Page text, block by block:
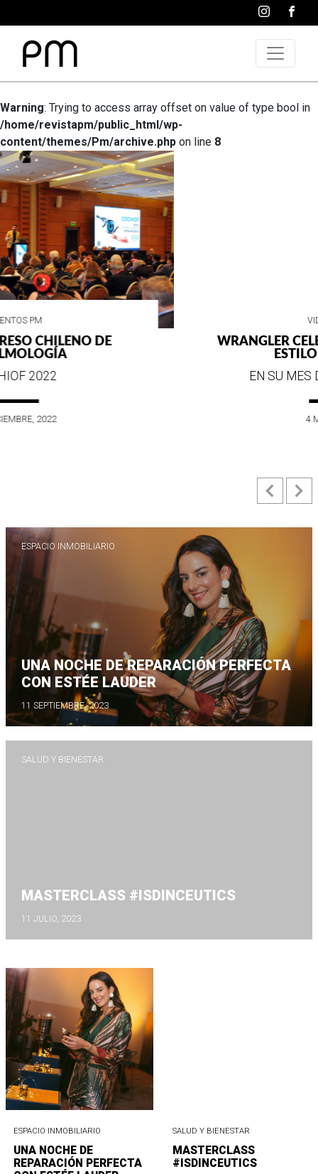
Warning: Trying to access array offset on value of type bool in
/home/revistapm/public_html/wp-
content/themes/Pm/archive.php on line 8
VIDA SOCIAL
WRANGLER CELEBRA SUS 75 AÑOS DE
ESPACIO INMOBILIARIO
UNA NOCHE DE REPARACIÓN PERFECTA
CON ESTÉE LAUDER
11 SEPTIEMBRE, 2023
SALUD Y BIENESTAR
MASTERCLASS #ISDINCEUTICS
11 JULIO, 2023
ESPACIO INMOBILIARIO
UNA NOCHE DE
REPARACIÓN PERFECTA
SALUD Y BIENESTAR
MASTERCLASS
#ISDINCEUTICS